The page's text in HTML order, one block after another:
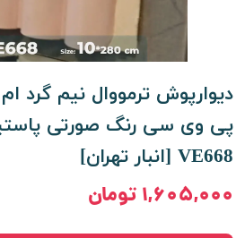
دیوارپوش ترمووال نیم
پی وی سی رنگ صورتی
VE668 [انبار تهران]
۱,۶۰۵,۰۰۰ تومان